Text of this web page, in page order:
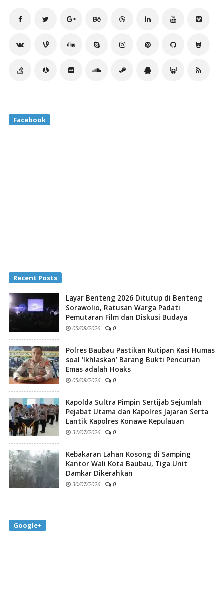
Facebook
Recent Posts
Layar Benteng 2026 Ditutup di Benteng
Sorawolio, Ratusan Warga Padati
Pemutaran Film dan Diskusi Budaya
05/08/2026 - 0
Polres Baubau Pastikan Kutipan Kasi Humas
soal ‘Ikhlaskan’ Barang Bukti Pencurian
Emas adalah Hoaks
05/08/2026 - 0
Kapolda Sultra Pimpin Sertijab Sejumlah
Pejabat Utama dan Kapolres Jajaran Serta
Lantik Kapolres Konawe Kepulauan
31/07/2026 - 0
Kebakaran Lahan Kosong di Samping
Kantor Wali Kota Baubau, Tiga Unit
Damkar Dikerahkan
30/07/2026 - 0
Google+